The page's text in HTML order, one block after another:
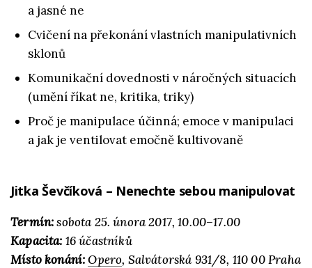
a jasné ne
Cvičení na překonání vlastních manipulativních
sklonů
Komunikační dovednosti v náročných situacích
(umění říkat ne, kritika, triky)
Proč je manipulace účinná; emoce v manipulaci
a jak je ventilovat emočně kultivovaně
Jitka Ševčíková – Nenechte sebou manipulovat
Termín:sobota 25. února 2017, 10.00–17.00
Kapacita: 16 účastníků
Místo konání:Opero, Salvátorská 931/8, 110 00 Praha